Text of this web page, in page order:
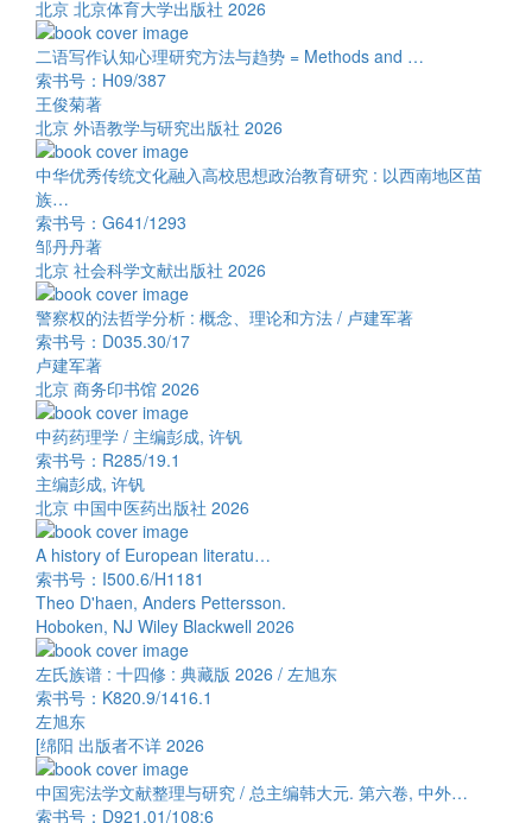
北京 北京体育大学出版社 2026
二语写作认知心理研究方法与趋势 = Methods and …
索书号：H09/387
王俊菊著
北京 外语教学与研究出版社 2026
中华优秀传统文化融入高校思想政治教育研究 : 以西南地区苗
族…
索书号：G641/1293
邹丹丹著
北京 社会科学文献出版社 2026
警察权的法哲学分析 : 概念、理论和方法 / 卢建军著
索书号：D035.30/17
卢建军著
北京 商务印书馆 2026
中药药理学 / 主编彭成, 许钒
索书号：R285/19.1
主编彭成, 许钒
北京 中国中医药出版社 2026
A history of European literatu…
索书号：I500.6/H1181
Theo D'haen, Anders Pettersson.
Hoboken, NJ Wiley Blackwell 2026
左氏族谱 : 十四修 : 典藏版 2026 / 左旭东
索书号：K820.9/1416.1
左旭东
[绵阳 出版者不详 2026
中国宪法学文献整理与研究 / 总主编韩大元. 第六卷, 中外…
索书号：D921.01/108:6